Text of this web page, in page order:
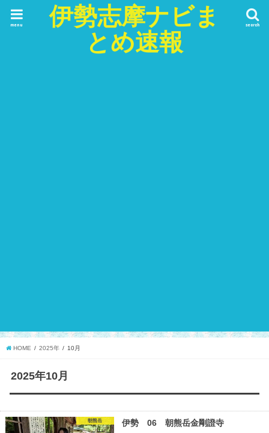
伊勢志摩ナビま
とめ速報
search
menu
HOME 2025年 10月
2025年10月
朝熊岳 伊勢 06 朝熊岳金剛證寺